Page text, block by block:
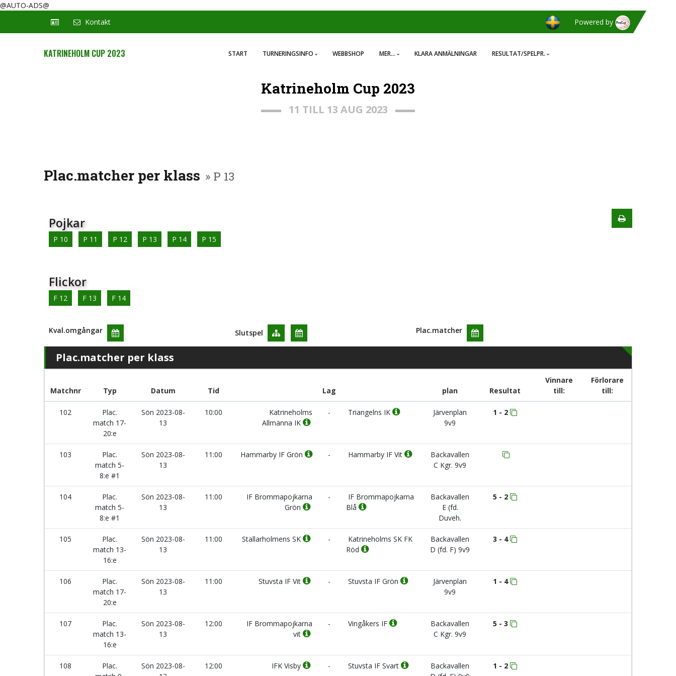
@AUTO-ADS@
Kontakt
Powered by
KATRINEHOLM CUP 2023 START TURNERINGSINFO WEBBSHOP MER... KLARA ANMÄLNINGAR RESULTAT/SPELPR.
Katrineholm Cup 2023
11 TILL 13 AUG 2023
Plac.matcher per klass » P 13
Pojkar
P 10 P 11 P 12 P 13 P 14 P 15
Flickor
F 12 F 13 F 14
Kval.omgångar Slutspel Plac.matcher
Plac.matcher per klass
Matchnr Typ Datum Tid Lag plan Resultat
Vinnare
till:
Förlorare
till:
102
Plac.
match 17-
20:e
Sön 2023-08-
13
10:00
Katrineholms
Allmänna IK
- Triangelns IK
Järvenplan
9v9
1 - 2
103
Plac.
match 5-
8:e #1
Sön 2023-08-
13
11:00 Hammarby IF Grön - Hammarby IF Vit
Backavallen
C Kgr. 9v9
104
Plac.
match 5-
8:e #1
Sön 2023-08-
13
11:00
IF Brommapojkarna
Grön
-
IF Brommapojkarna
Blå
Backavallen
E (fd.
Duveh.
5 - 2
105
Plac.
match 13-
16:e
Sön 2023-08-
13
11:00 Stallarholmens SK -
Katrineholms SK FK
Röd
Backavallen
D (fd. F) 9v9
3 - 4
106
Plac.
match 17-
20:e
Sön 2023-08-
13
11:00 Stuvsta IF Vit - Stuvsta IF Grön
Järvenplan
9v9
1 - 4
107
Plac.
match 13-
16:e
Sön 2023-08-
13
12:00
IF Brommapojkarna
vit
- Vingåkers IF
Backavallen
C Kgr. 9v9
5 - 3
108
Plac.
Sön 2023-08-
12:00 IFK Visby - Stuvsta IF Svart
Backavallen
1 - 2